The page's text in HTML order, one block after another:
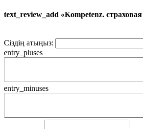
text_review_add «Kompetenz.
Сіздің атыңыз:
entry_pluses
entry_minuses